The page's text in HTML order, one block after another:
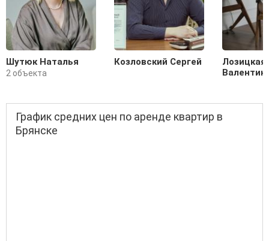
Шутюк Наталья
2 объекта
Козловский Сергей
Лозицкая
График средних цен по аренде квартир в
Брянске